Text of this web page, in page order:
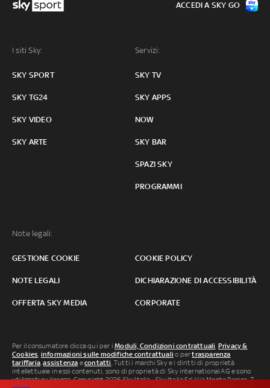
I siti Sky:
SKY SPORT
SKY TG24
SKY VIDEO
SKY ARTE
Servizi:
SKY TV
SKY APPS
NOW
SKY BAR
SPAZI SKY
PROGRAMMI
Note legali:
GESTIONE COOKIE COOKIE POLICY
NOTE LEGALI DICHIARAZIONE DI ACCESSIBILITÀ
OFFERTA SKY MEDIA CORPORATE
ACCEDI A SKY GO
Per il consumatore clicca qui per iModuli, Condizioni contrattuali, Privacy &
Cookies, informazioni sulle modifiche contrattuali o pertrasparenza
tariffaria,assistenza econtatti. Tutti i marchi Sky e i diritti di proprietà
intellettuale in essi contenuti, sono di proprietà di Sky international AG e sono
utilizzati su licenza. Copyright 2026 Sky Italia - Sky Italia Srl Via Monte Penice, 7 -